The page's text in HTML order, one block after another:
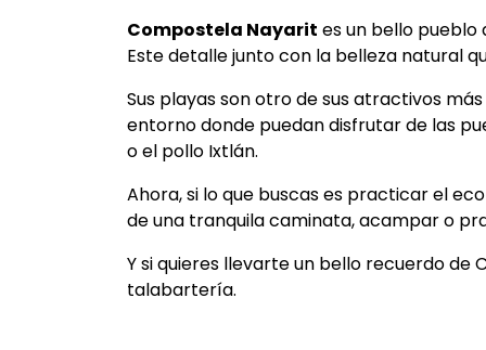
Compostela Nayarit es un bello pueblo
Este detalle junto con la belleza natural
Sus playas son otro de sus atractivos
entorno donde puedan disfrutar de las
o el pollo Ixtlán.
Ahora, si lo que buscas es practicar el
de una tranquila caminata, acampar o
Y si quieres llevarte un bello recuerdo
talabartería.